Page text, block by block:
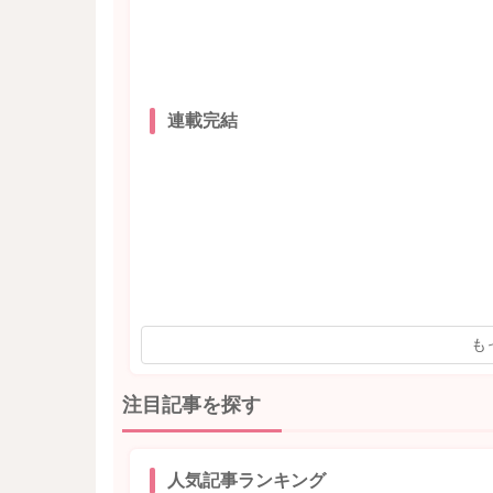
連載完結
も
注目記事を探す
人気記事ランキング